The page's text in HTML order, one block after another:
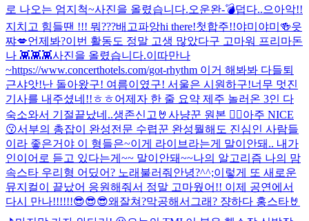
로 나오는 엄지척~사진을 올렸습니다.오운완-💣덥다..으아악!!
지치고 힘들땐 !!! 뭐???배고파앙hi there!첫합주!!야미야미🍻읏
쨔💋언제봐?이번 활동도 정말 고생 많았다구 고마워 프리마돈
나 👾👾👾사진을 올렸습니다.이따만나
~https://www.concerthotels.com/got-rhythm 이거 해봐봐 다들퇴
근샤앗!난 돌아왔구! 여름이였구! 서울은 시원하구!너무 멋진
기사를 내주셨네!!ㅎㅎ어제자 한 줄 요약 제주 놀러온 3인 다
숙소와서 기절끝났네..생존신고🤘 사냥꾼 원본 🙂‍↕️아주 NICE
😗서부의 총잡이 완성전문 수렵꾼 완성뭘해도 진심인 사람들
이라 좋은거야 이 형들은~이게 라이브라는게 말이안돼.. 내가
인이어로 듣고 있다는게~~ 말이안돼~~나의 알고리즘 나의 맘
속스타 우리형 어딨어? 노래불러줘 안녕?^^;이렇게 또 새로운
뮤지컬이 끝났어 응원해줘서 정말 고마웠어!! 이제 공연에서
다시 만나!!!!!!😎😎😎왜잘쳐?막공해서그래? 쟝하다 홍스타🤘